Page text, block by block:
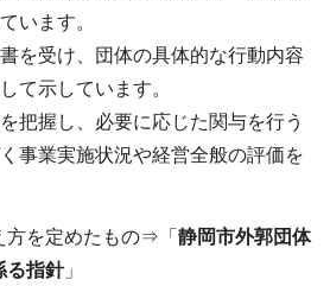
います。
を受け、団体の具体的な行動内容
て示しています。
把握し、必要に応じた関与を行う
事業実施状況や経営全般の評価を
方を定めたもの⇒「 静岡市外郭団体
る指針」